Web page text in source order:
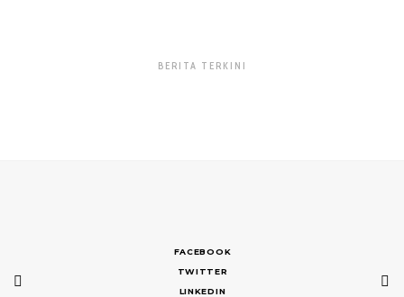
BERITA TERKINI
FACEBOOK
TWITTER
LINKEDIN